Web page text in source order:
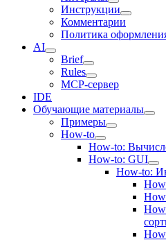
Инструкции
Комментарии
Политика
AI
Brief
Rules
MCP-сервер
IDE
Обучающие материалы
Примеры
How-to
How-to:
How-to: GUI
How-to: